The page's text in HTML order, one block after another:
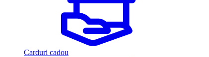
Carduri cadou